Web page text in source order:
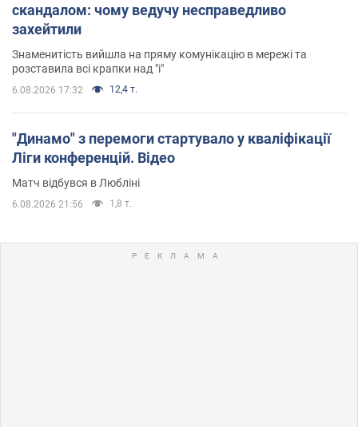
скандалом: чому ведучу несправедливо
захейтили
Знаменитість вийшла на пряму комунікацію в мережі та
розставила всі крапки над "і"
6.08.2026 17:32 12,4 т.
"Динамо" з перемоги стартувало у кваліфікації
Ліги конференцій. Відео
Матч відбувся в Любліні
6.08.2026 21:56 1,8 т.